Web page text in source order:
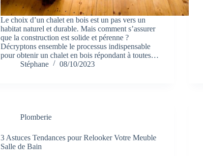
Le choix d’un chalet en bois est un pas vers un
habitat naturel et durable. Mais comment s’assurer
que la construction est solide et pérenne ?
Décryptons ensemble le processus indispensable
pour obtenir un chalet en bois répondant à toutes…
Stéphane
08/10/2023
Plomberie
3 Astuces Tendances pour Relooker Votre Meuble
Salle de Bain